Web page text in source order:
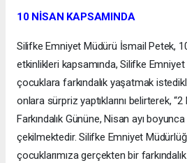
10 NİSAN KAPSAMINDA
Silifke Emniyet Müdürü İsmail Petek,
etkinlikleri kapsamında, Silifke
çocuklara farkındalık yaşatmak
onlara sürpriz yaptıklarını belirterek,
Farkındalık Gününe, Nisan ayı
çekilmektedir. Silifke Emniyet
çocuklarımıza gerçekten bir